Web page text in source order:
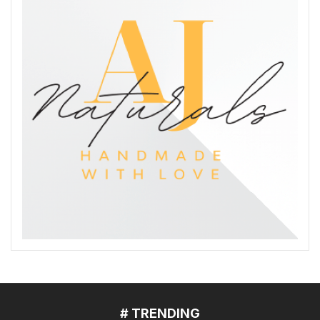
# TRENDING